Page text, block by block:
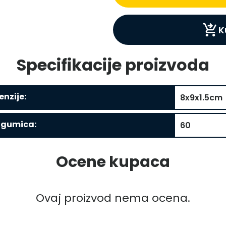
shopping_cart_checkout
Specifikacije proizvoda
8x9x1.5cm
60
Ocene kupaca
Ovaj proizvod nema ocena.